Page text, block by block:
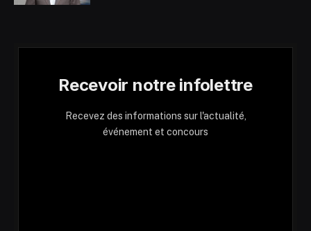
Recevoir notre infolettre
Recevez des informations sur l'actualité,
événement et concours